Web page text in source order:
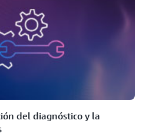
del diagnóstico y la